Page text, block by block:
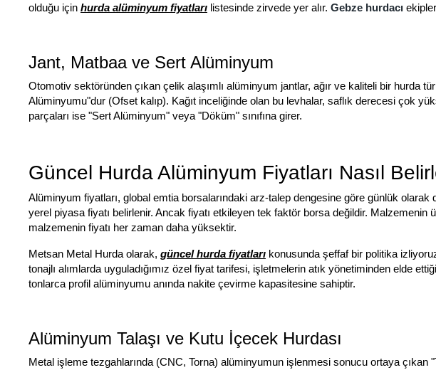
olduğu için hurda alüminyum fiyatları listesinde zirvede yer alır. Gebze hurdacı
Jant, Matbaa ve Sert Alüminyum
Otomotiv sektöründen çıkan çelik alaşımlı alüminyum jantlar, ağır ve kaliteli bir hurda
Alüminyumu"dur (Ofset kalıp). Kağıt inceliğinde olan bu levhalar, saflık derecesi çok
parçaları ise "Sert Alüminyum" veya "Döküm" sınıfına girer.
Güncel Hurda Alüminyum Fiyatları Nasıl
Alüminyum fiyatları, global emtia borsalarındaki arz-talep dengesine göre günlük
yerel piyasa fiyatı belirlenir. Ancak fiyatı etkileyen tek faktör borsa değildir.
malzemenin fiyatı her zaman daha yüksektir.
Metsan Metal Hurda olarak, güncel hurda fiyatları konusunda şeffaf bir politika
tonajlı alımlarda uyguladığımız özel fiyat tarifesi, işletmelerin atık yönetiminden elde
tonlarca profil alüminyumu anında nakite çevirme kapasitesine sahiptir.
Alüminyum Talaşı ve Kutu İçecek Hurdası
Metal işleme tezgahlarında (CNC, Torna) alüminyumun işlenmesi sonucu ortaya